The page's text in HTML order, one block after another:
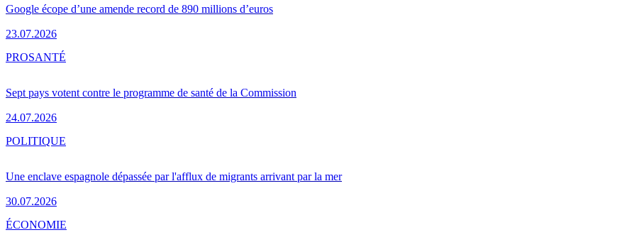
Google écope d’une amende record de 890 millions d’euros
23.07.2026
Sept pays votent contre le programme de santé de la Commission
24.07.2026
PROSANTÉ
Une enclave espagnole dépassée par l'afflux de migrants arrivant par la mer
30.07.2026
POLITIQUE
ÉCONOMIE